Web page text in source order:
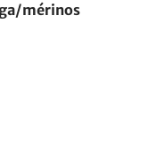
mérinos